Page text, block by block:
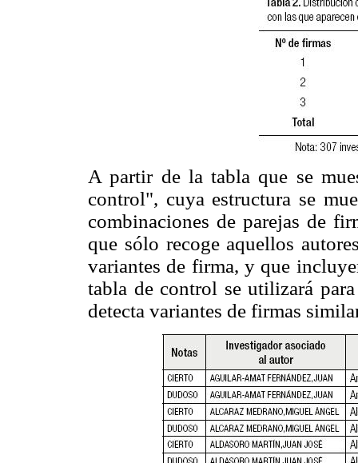
A partir de la tabla que se
control", cuya estructura se
combinaciones de parejas de
que sólo recoge aquellos
variantes de firma, y que
tabla de control se utilizará
detecta variantes de firmas